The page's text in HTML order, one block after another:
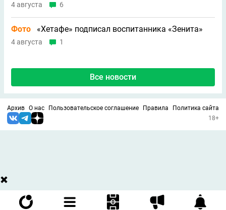
4 августа 6
Фото «Хетафе» подписал воспитанника «Зенита»
4 августа 1
Все новости
Архив О нас Пользовательское соглашение Правила
Политика сайта
18+